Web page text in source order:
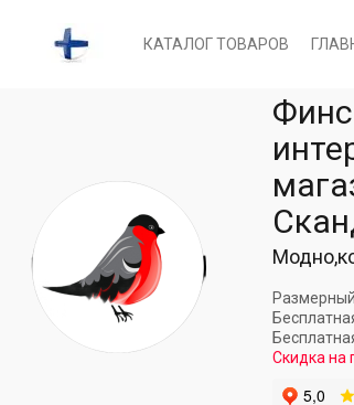
КАТАЛОГ ТОВАРОВ
Скидка на